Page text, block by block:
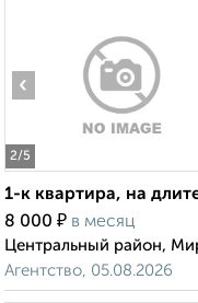
2/5
‹
1-к квартира, на
8 000 ₽ в месяц
Центральный район,
Агентство, 05.08.2026